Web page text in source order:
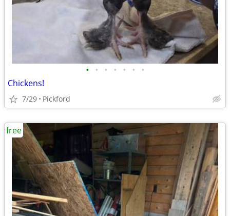
• • • • • • •
Chickens!
7/29 Pickford
free